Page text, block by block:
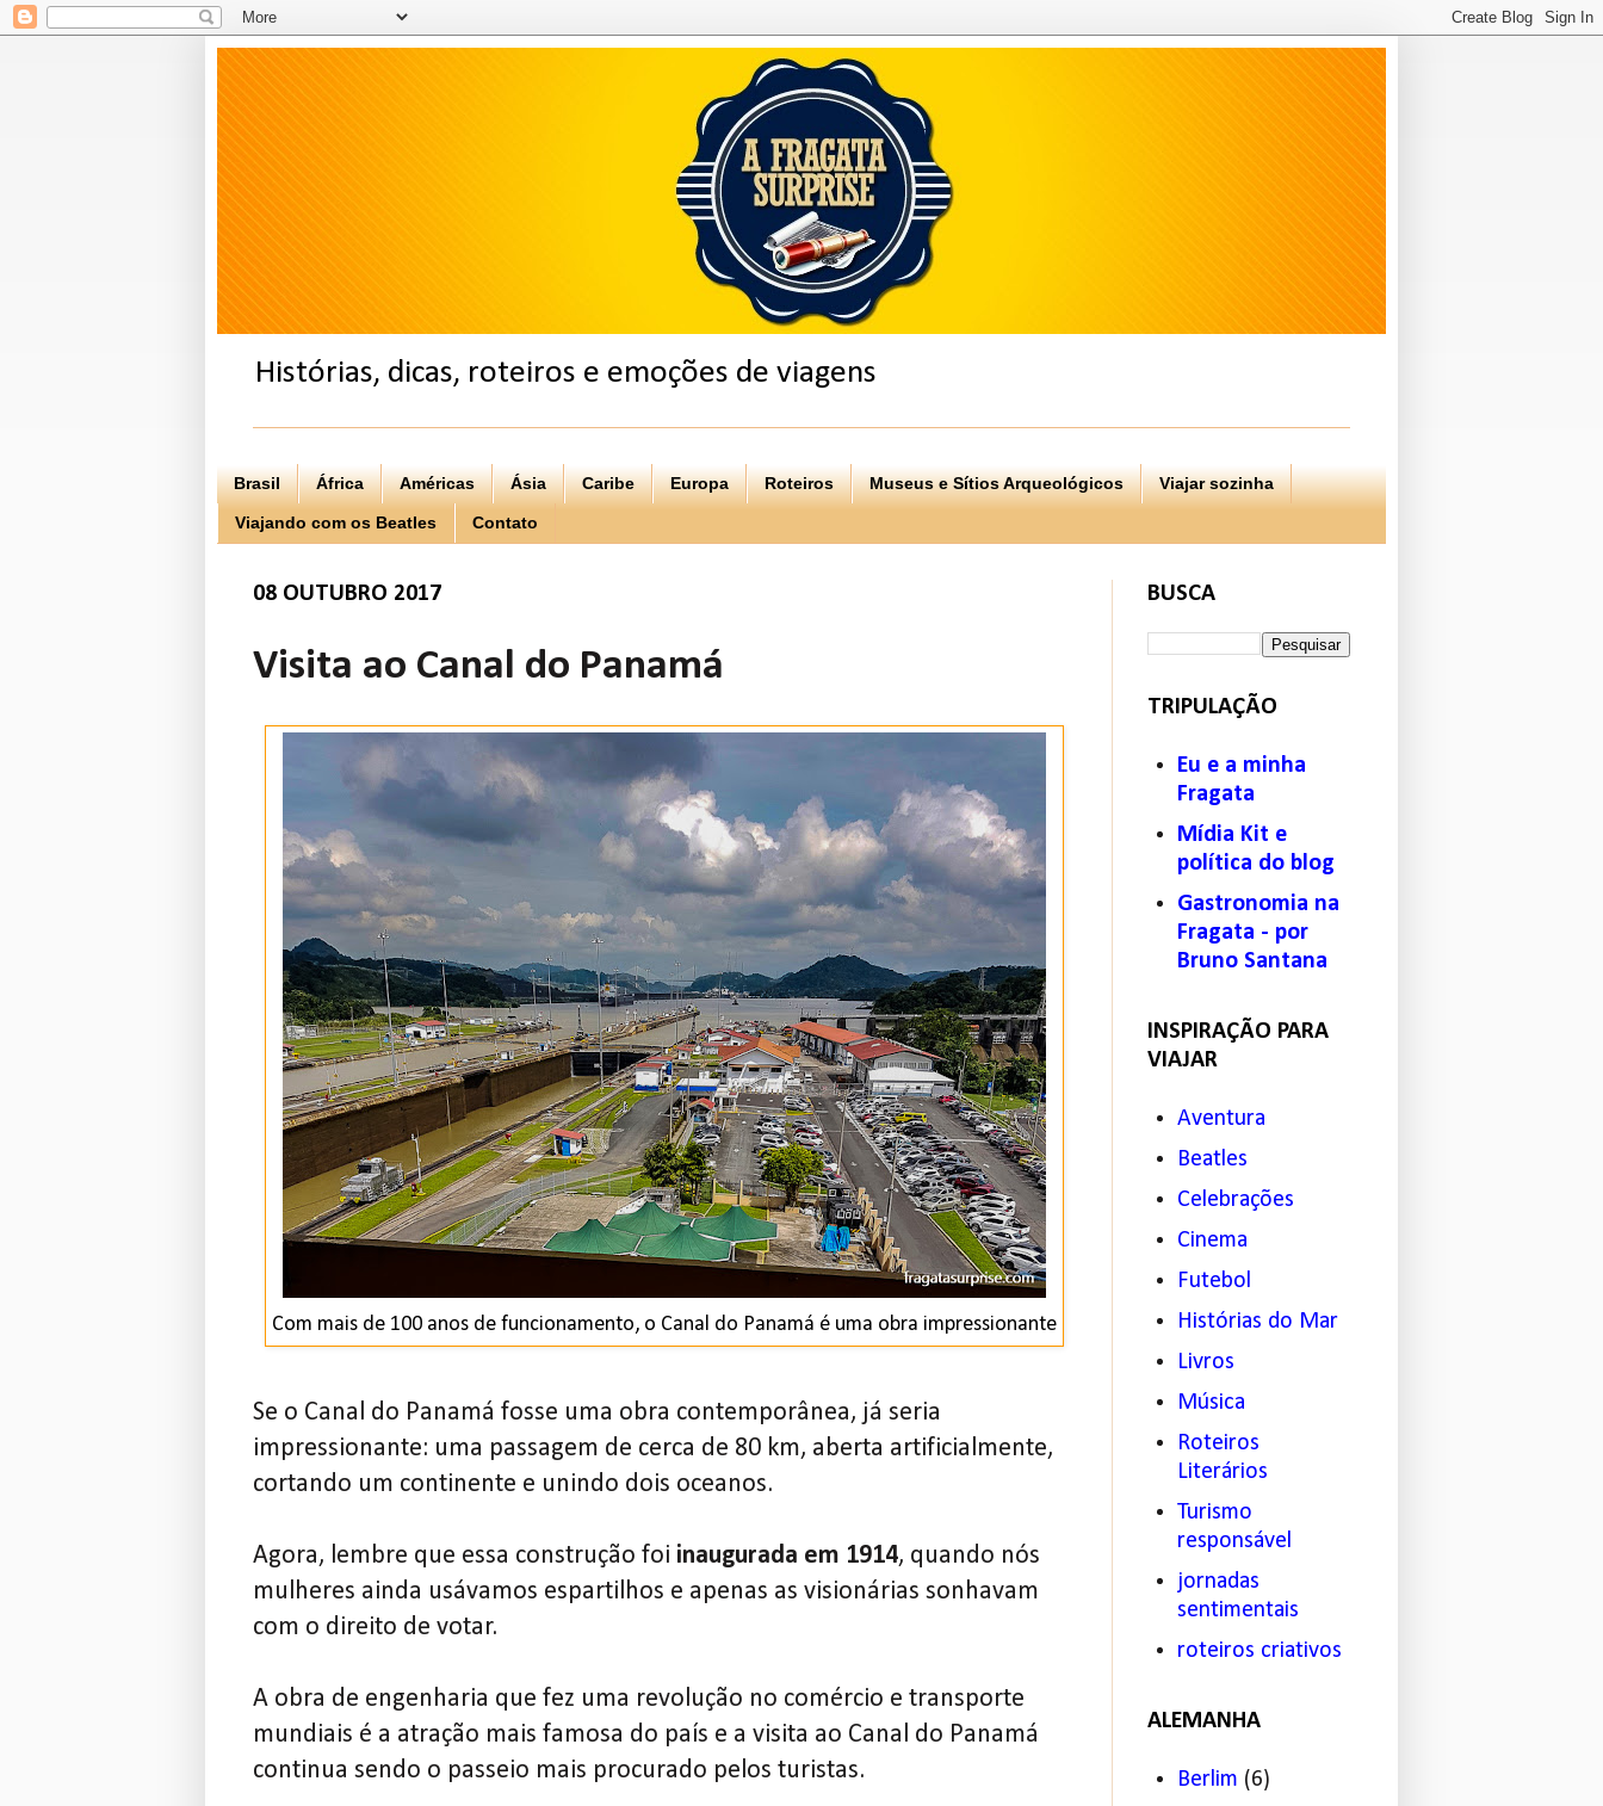
Histórias, dicas, roteiros e emoções de viagens
Brasil África Américas Ásia Caribe Europa Roteiros Museus e Sítios Arqueológicos Viajar sozinha
Viajando com os Beatles Contato
08 OUTUBRO 2017
Visita ao Canal do Panamá
Com mais de 100 anos de funcionamento, o Canal do Panamá é uma obra impressionante
Se o Canal do Panamá fosse uma obra contemporânea, já seria
impressionante: uma passagem de cerca de 80 km, aberta artificialmente,
cortando um continente e unindo dois oceanos.
Agora, lembre que essa construção foi inaugurada em 1914, quando nós
mulheres ainda usávamos espartilhos e apenas as visionárias sonhavam
com o direito de votar.
A obra de engenharia que fez uma revolução no comércio e transporte
mundiais é a atração mais famosa do país e a visita ao Canal do Panamá
continua sendo o passeio mais procurado pelos turistas.
BUSCA
TRIPULAÇÃO
Eu e a minha
Fragata
Mídia Kit e
política do blog
Gastronomia na
Fragata - por
Bruno Santana
INSPIRAÇÃO PARA
VIAJAR
Aventura
Beatles
Celebrações
Cinema
Futebol
Histórias do Mar
Livros
Música
Roteiros
Literários
Turismo
responsável
jornadas
sentimentais
roteiros criativos
ALEMANHA
Berlim (6)